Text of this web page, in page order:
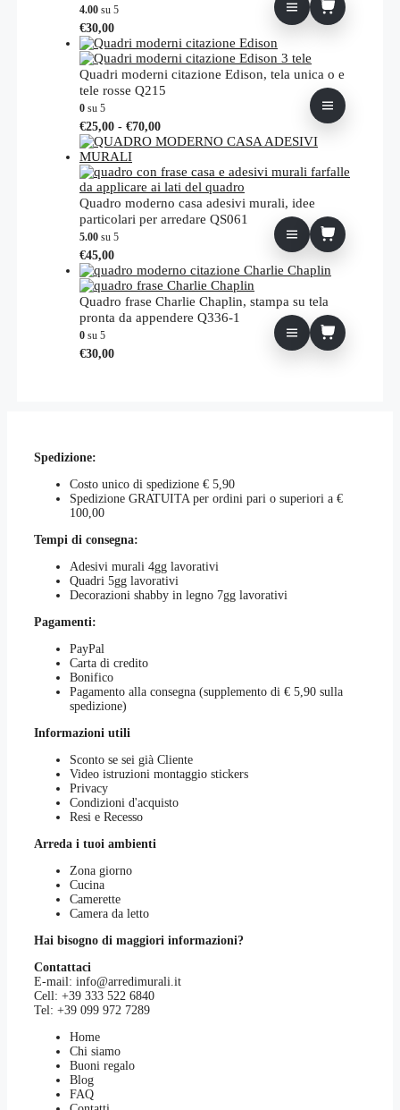
4.00 su 5
€30,00
Quadri moderni citazione Edison, tela unica o e
tele rosse Q215
0 su 5
€25,00 - €70,00Fascia
di
da
€25,00
a
€70,00
Questo
prodotto
più
varianti.
Le
opzioni
nella
pagina
del
prodotto
Quadro moderno casa adesivi murali, idee
particolari per arredare QS061
5.00 su 5
€45,00
Quadro frase Charlie Chaplin, stampa su tela
pronta da appendere Q336-1
0 su 5
€30,00
Spedizione:
Costo unico di spedizione € 5,90
Spedizione GRATUITA per ordini pari o superiori a €
100,00
Tempi di consegna:
Adesivi murali 4gg lavorativi
Quadri 5gg lavorativi
Decorazioni shabby in legno 7gg lavorativi
Pagamenti:
PayPal
Carta di credito
Bonifico
Pagamento alla consegna (supplemento di € 5,90 sulla
spedizione)
Informazioni utili
Sconto se sei già Cliente
Video istruzioni montaggio stickers
Privacy
Condizioni d'acquisto
Resi e Recesso
Arreda i tuoi ambienti
Zona giorno
Cucina
Camerette
Camera da letto
Hai bisogno di maggiori informazioni?
Contattaci
E-mail: info@arredimurali.it
Cell: +39 333 522 6840
Tel: +39 099 972 7289
Home
Chi siamo
Buoni regalo
Blog
FAQ